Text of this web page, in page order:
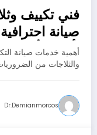
فني تكييف
صيانة
بأفضل أداء
أهمية خدمات صيانة
والثلاجات من
Dr.demianmorcos